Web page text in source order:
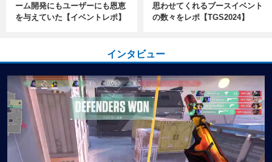
ーム開発にもユーザーにも恩恵
を与えていた【イベントレポ】
思わせてくれるブースイベント
の数々をレポ【TGS2024】
インタビュー